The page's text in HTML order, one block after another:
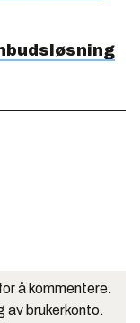
å kommentere.
av brukerkonto.